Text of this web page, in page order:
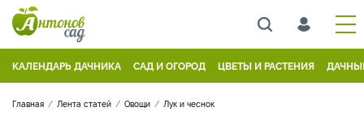
КАЛЕНДАРЬ ДАЧНИКА САД И ОГОРОД ЦВЕТЫ И РАСТЕНИЯ
Главная Лента статей Овощи Лук и чеснок